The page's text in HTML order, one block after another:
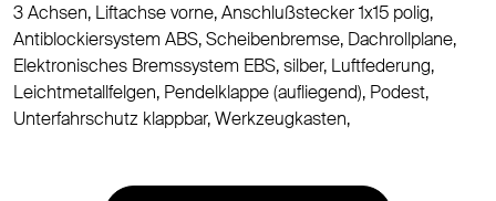
3 Achsen, Liftachse vorne, Anschlußstecker 1x15 polig,
Antiblockiersystem ABS, Scheibenbremse, Dachrollplane,
Elektronisches Bremssystem EBS, silber, Luftfederung,
Leichtmetallfelgen, Pendelklappe (aufliegend), Podest,
Unterfahrschutz klappbar, Werkzeugkasten,